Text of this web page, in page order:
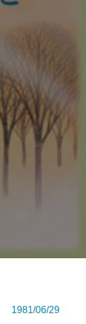
1981/06/29